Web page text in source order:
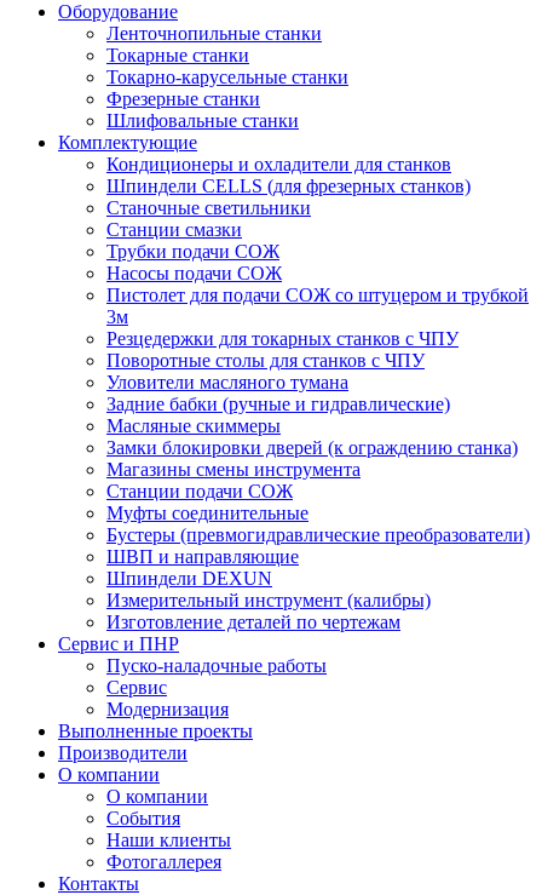
Оборудование
Ленточнопильные станки
Токарные станки
Токарно-карусельные станки
Фрезерные станки
Шлифовальные станки
Комплектующие
Кондиционеры и охладители для станков
Шпиндели CELLS (для фрезерных станков)
Станочные светильники
Станции смазки
Трубки подачи СОЖ
Насосы подачи СОЖ
Пистолет для подачи СОЖ со штуцером и трубкой
3м
Резцедержки для токарных станков с ЧПУ
Поворотные столы для станков с ЧПУ
Уловители масляного тумана
Задние бабки (ручные и гидравлические)
Масляные скиммеры
Замки блокировки дверей (к ограждению станка)
Магазины смены инструмента
Станции подачи СОЖ
Муфты соединительные
Бустеры (превмогидравлические преобразователи)
ШВП и направляющие
Шпиндели DEXUN
Измерительный инструмент (калибры)
Изготовление деталей по чертежам
Сервис и ПНР
Пуско-наладочные работы
Сервис
Модернизация
Выполненные проекты
Производители
О компании
О компании
События
Наши клиенты
Фотогаллерея
Контакты